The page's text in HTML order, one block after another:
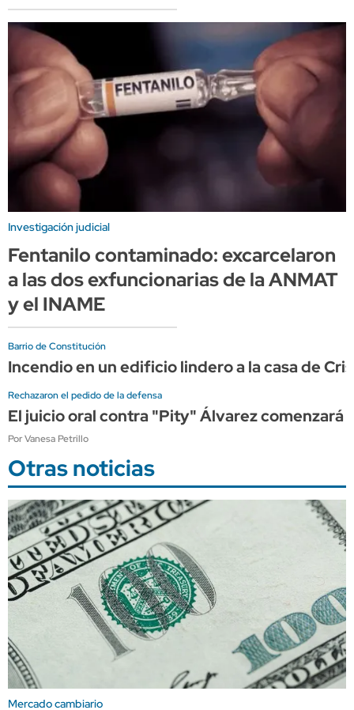
Investigación judicial
Fentanilo contaminado: excarcelaron
a las dos exfuncionarias de la ANMAT
y el INAME
Barrio de Constitución
Incendio en un edificio lindero a la casa de
Rechazaron el pedido de la defensa
El juicio oral contra "Pity" Álvarez comenzará
Por Vanesa Petrillo
Otras noticias
Mercado cambiario